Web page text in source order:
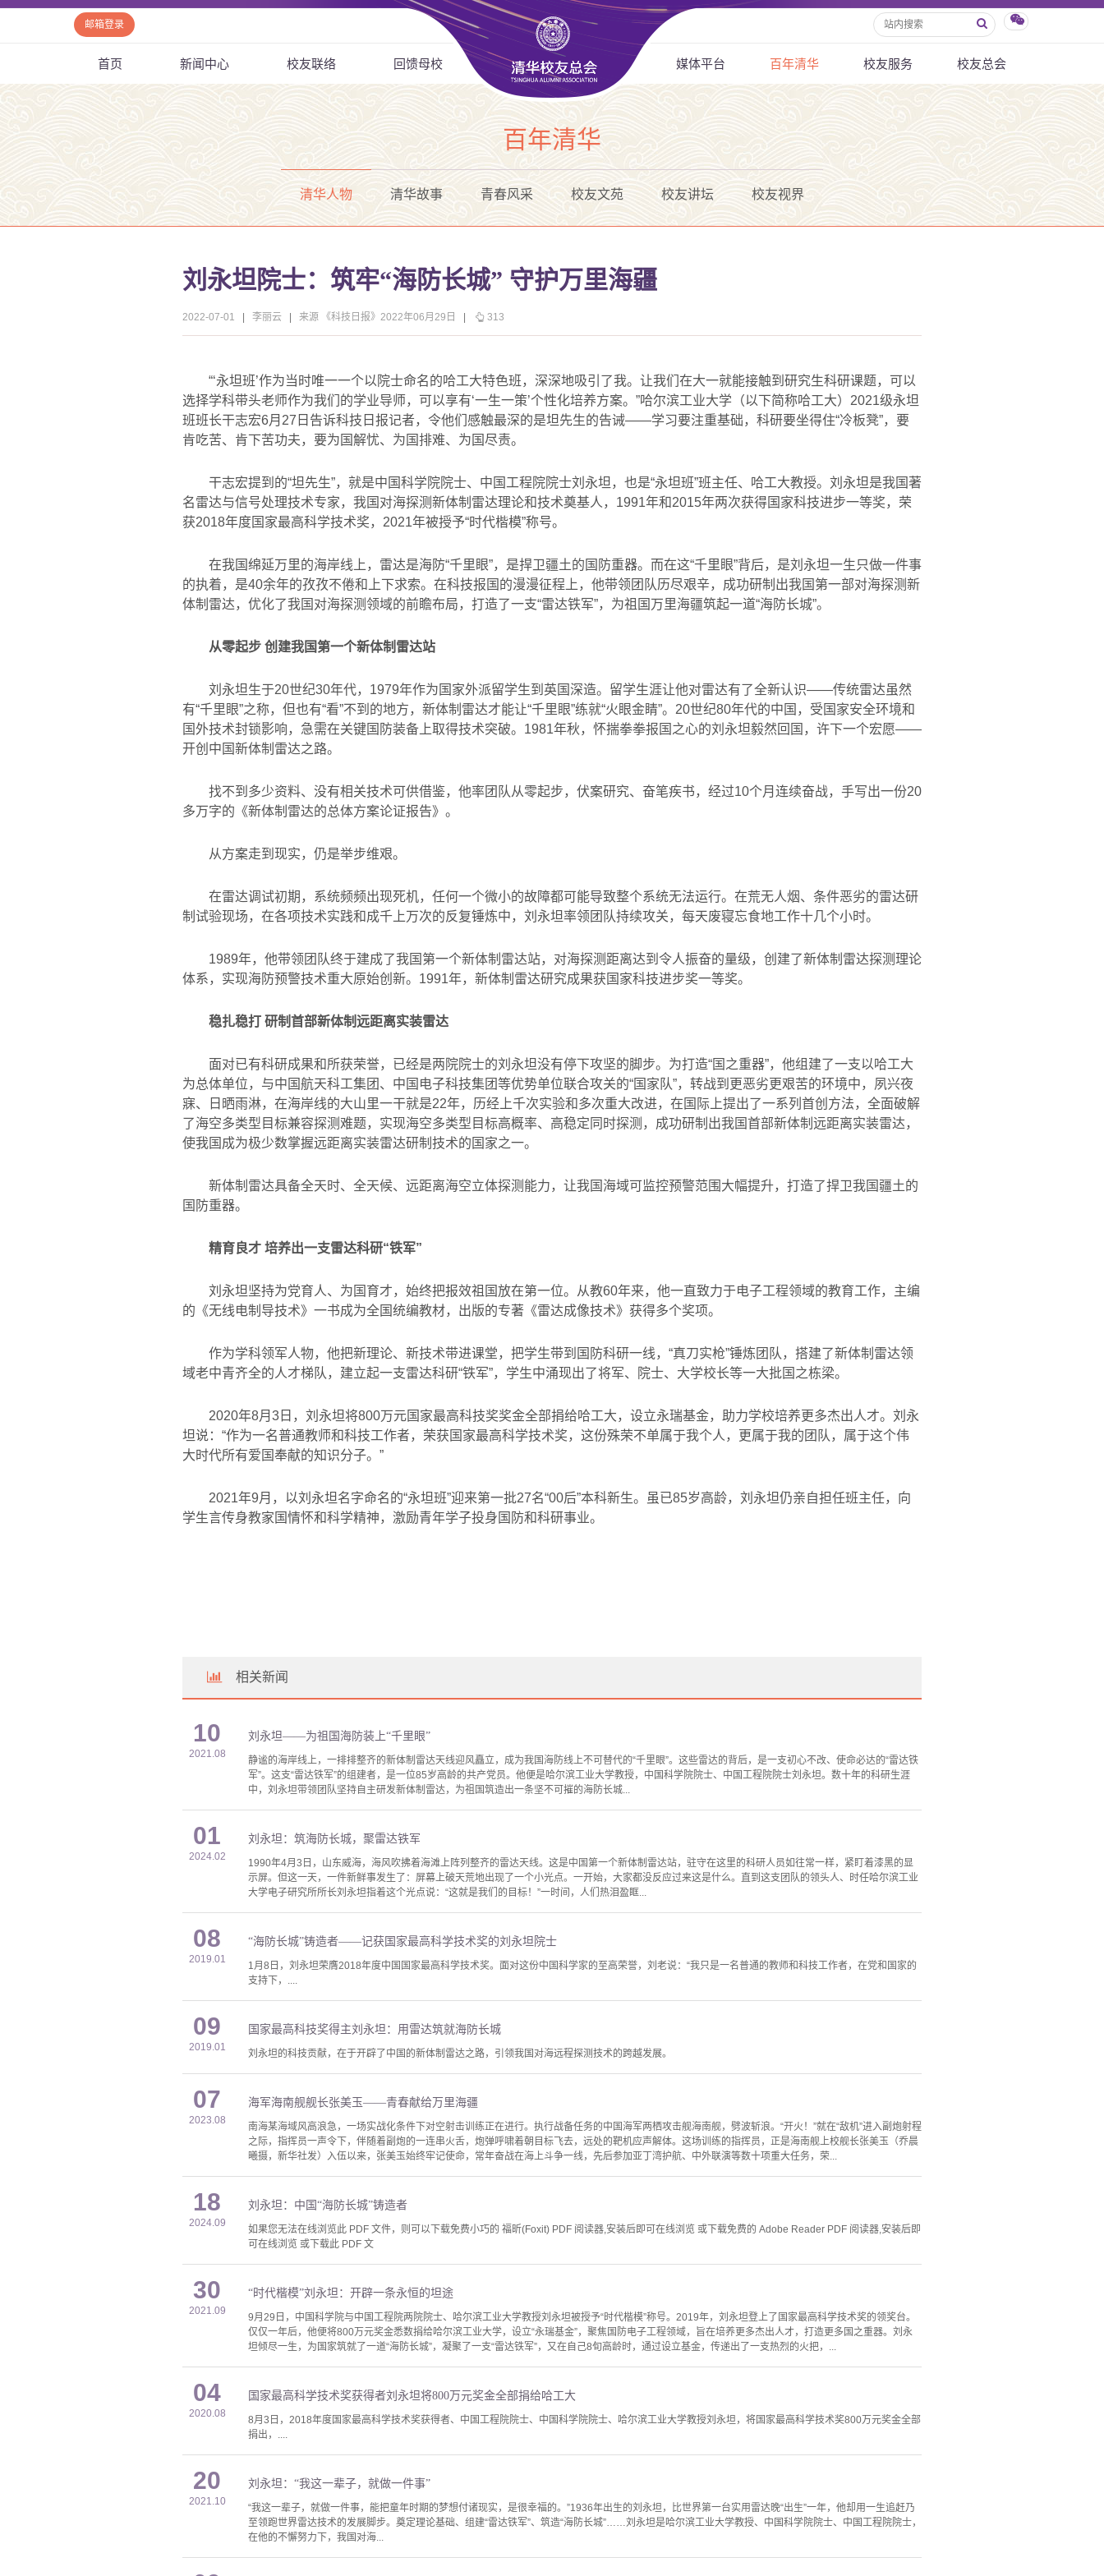
邮箱登录
首页 新闻中心 校友联络 回馈母校 媒体平台 百年清华 校友服务 校友总会
百年清华
清华人物 清华故事 青春风采 校友文苑 校友讲坛 校友视界
刘永坦院士：筑牢“海防长城” 守护万里海疆
2022-07-01 李丽云 来源 《科技日报》2022年06月29日 313
“‘永坦班’作为当时唯一一个以院士命名的哈工大特色班，深深地吸引了我。让我们在大一就能接触到研究生科研课题，可以
选择学科带头老师作为我们的学业导师，可以享有‘一生一策’个性化培养方案。”哈尔滨工业大学（以下简称哈工大） 2021级永坦
班班长干志宏6月 27 日告诉科技日报记者，令他们感触最深的是坦先生的告诫——学习要注重基础，科研要坐得住“冷板凳”，要
肯吃苦、肯下苦功夫，要为国解忧、为国排难、为国尽责。
干志宏提到的“坦先生”，就是中国科学院院士、中国工程院院士刘永坦，也是“永坦班”班主任、哈工大教授。刘永坦是我国著
名雷达与信号处理技术专家，我国对海探测新体制雷达理论和技术奠基人， 1991年和2015年两次获得国家科技进步一等奖，荣
获2018年度国家最高科学技术奖， 2021年被授予“时代楷模”称号。
在我国绵延万里的海岸线上，雷达是海防“千里眼”，是捍卫疆土的国防重器。而在这“千里眼”背后，是刘永坦一生只做一件事
的执着，是40余年的孜孜不倦和上下求索。在科技报国的漫漫征程上，他带领团队历尽艰辛，成功研制出我国第一部对海探测新
体制雷达，优化了我国对海探测领域的前瞻布局，打造了一支“雷达铁军”，为祖国万里海疆筑起一道“海防长城”。
从零起步 创建我国第一个新体制雷达站
刘永坦生于20世纪30年代， 1979年作为国家外派留学生到英国深造。留学生涯让他对雷达有了全新认识——传统雷达虽然
有“千里眼”之称，但也有“看”不到的地方，新体制雷达才能让“千里眼”练就“火眼金睛”。 20世纪80年代的中国，受国家安全环境和
国外技术封锁影响，急需在关键国防装备上取得技术突破。 1981年秋，怀揣拳拳报国之心的刘永坦毅然回国，许下一个宏愿——
开创中国新体制雷达之路。
找不到多少资料、没有相关技术可供借鉴，他率团队从零起步，伏案研究、奋笔疾书，经过10个月连续奋战，手写出一份20
多万字的《新体制雷达的总体方案论证报告》。
从方案走到现实，仍是举步维艰。
在雷达调试初期，系统频频出现死机，任何一个微小的故障都可能导致整个系统无法运行。在荒无人烟、条件恶劣的雷达研
制试验现场，在各项技术实践和成千上万次的反复锤炼中，刘永坦率领团队持续攻关，每天废寝忘食地工作十几个小时。
1989年，他带领团队终于建成了我国第一个新体制雷达站，对海探测距离达到令人振奋的量级，创建了新体制雷达探测理论
体系，实现海防预警技术重大原始创新。 1991年，新体制雷达研究成果获国家科技进步奖一等奖。
稳扎稳打 研制首部新体制远距离实装雷达
面对已有科研成果和所获荣誉，已经是两院院士的刘永坦没有停下攻坚的脚步。为打造“国之重器”，他组建了一支以哈工大
为总体单位，与中国航天科工集团、中国电子科技集团等优势单位联合攻关的“国家队”，转战到更恶劣更艰苦的环境中，夙兴夜
寐、日晒雨淋，在海岸线的大山里一干就是22年，历经上千次实验和多次重大改进，在国际上提出了一系列首创方法，全面破解
了海空多类型目标兼容探测难题，实现海空多类型目标高概率、高稳定同时探测，成功研制出我国首部新体制远距离实装雷达，
使我国成为极少数掌握远距离实装雷达研制技术的国家之一。
新体制雷达具备全天时、全天候、远距离海空立体探测能力，让我国海域可监控预警范围大幅提升，打造了捍卫我国疆土的
国防重器。
精育良才 培养出一支雷达科研“铁军”
刘永坦坚持为党育人、为国育才，始终把报效祖国放在第一位。从教60年来，他一直致力于电子工程领域的教育工作，主编
的《无线电制导技术》一书成为全国统编教材，出版的专著《雷达成像技术》获得多个奖项。
作为学科领军人物，他把新理论、新技术带进课堂，把学生带到国防科研一线，“真刀实枪”锤炼团队，搭建了新体制雷达领
域老中青齐全的人才梯队，建立起一支雷达科研“铁军”，学生中涌现出了将军、院士、大学校长等一大批国之栋梁。
2020年8月 3 日，刘永坦将800万元国家最高科技奖奖金全部捐给哈工大，设立永瑞基金，助力学校培养更多杰出人才。刘永
坦说： “作为一名普通教师和科技工作者，荣获国家最高科学技术奖，这份殊荣不单属于我个人，更属于我的团队，属于这个伟
大时代所有爱国奉献的知识分子。 ”
2021年9月，以刘永坦名字命名的“永坦班”迎来第一批27名“00后”本科新生。虽已85岁高龄，刘永坦仍亲自担任班主任，向
学生言传身教家国情怀和科学精神，激励青年学子投身国防和科研事业。
相关新闻
10
2021.08
刘永坦——为祖国海防装上“千里眼”
静谧的海岸线上，一排排整齐的新体制雷达天线迎风矗立，成为我国海防线上不可替代的“千里眼”。这些雷达的背后，是一支初心不改、使命必达的“雷达铁
军”。这支“雷达铁军”的组建者，是一位85岁高龄的共产党员。他便是哈尔滨工业大学教授，中国科学院院士、中国工程院院士刘永坦。数十年的科研生涯
中，刘永坦带领团队坚持自主研发新体制雷达，为祖国筑造出一条坚不可摧的海防长城...
01
2024.02
刘永坦：筑海防长城，聚雷达铁军
1990年4月3日，山东威海，海风吹拂着海滩上阵列整齐的雷达天线。这是中国第一个新体制雷达站，驻守在这里的科研人员如往常一样，紧盯着漆黑的显
示屏。但这一天，一件新鲜事发生了：屏幕上破天荒地出现了一个小光点。一开始，大家都没反应过来这是什么。直到这支团队的领头人、时任哈尔滨工业
大学电子研究所所长刘永坦指着这个光点说：“这就是我们的目标！”一时间，人们热泪盈眶...
08
2019.01
“海防长城”铸造者——记获国家最高科学技术奖的刘永坦院士
1月8日，刘永坦荣膺2018年度中国国家最高科学技术奖。面对这份中国科学家的至高荣誉，刘老说：“我只是一名普通的教师和科技工作者，在党和国家的
支持下，....
09
2019.01
国家最高科技奖得主刘永坦：用雷达筑就海防长城
刘永坦的科技贡献，在于开辟了中国的新体制雷达之路，引领我国对海远程探测技术的跨越发展。
07
2023.08
海军海南舰舰长张美玉——青春献给万里海疆
南海某海域风高浪急，一场实战化条件下对空射击训练正在进行。执行战备任务的中国海军两栖攻击舰海南舰，劈波斩浪。“开火！”就在“敌机”进入副炮射程
之际，指挥员一声令下，伴随着副炮的一连串火舌，炮弹呼啸着朝目标飞去，远处的靶机应声解体。这场训练的指挥员，正是海南舰上校舰长张美玉（乔晨
曦摄，新华社发）入伍以来，张美玉始终牢记使命，常年奋战在海上斗争一线，先后参加亚丁湾护航、中外联演等数十项重大任务，荣...
18
2024.09
刘永坦：中国“海防长城”铸造者
如果您无法在线浏览此 PDF 文件，则可以下载免费小巧的 福昕(Foxit) PDF 阅读器,安装后即可在线浏览 或下载免费的 Adobe Reader PDF 阅读器,安装后即
可在线浏览 或下载此 PDF 文
30
2021.09
“时代楷模”刘永坦：开辟一条永恒的坦途
9月29日，中国科学院与中国工程院两院院士、哈尔滨工业大学教授刘永坦被授予“时代楷模”称号。2019年，刘永坦登上了国家最高科学技术奖的领奖台。
仅仅一年后，他便将800万元奖金悉数捐给哈尔滨工业大学，设立“永瑞基金”，聚焦国防电子工程领域，旨在培养更多杰出人才，打造更多国之重器。刘永
坦倾尽一生，为国家筑就了一道“海防长城”，凝聚了一支“雷达铁军”，又在自己8旬高龄时，通过设立基金，传递出了一支热烈的火把，...
04
2020.08
国家最高科学技术奖获得者刘永坦将800万元奖金全部捐给哈工大
8月3日，2018年度国家最高科学技术奖获得者、中国工程院院士、中国科学院院士、哈尔滨工业大学教授刘永坦，将国家最高科学技术奖800万元奖金全部
捐出，....
20
2021.10
刘永坦：“我这一辈子，就做一件事”
“我这一辈子，就做一件事，能把童年时期的梦想付诸现实，是很幸福的。”1936年出生的刘永坦，比世界第一台实用雷达晚“出生”一年，他却用一生追赶乃
至领跑世界雷达技术的发展脚步。奠定理论基础、组建“雷达铁军”、筑造“海防长城”……刘永坦是哈尔滨工业大学教授、中国科学院院士、中国工程院院士，
在他的不懈努力下，我国对海...